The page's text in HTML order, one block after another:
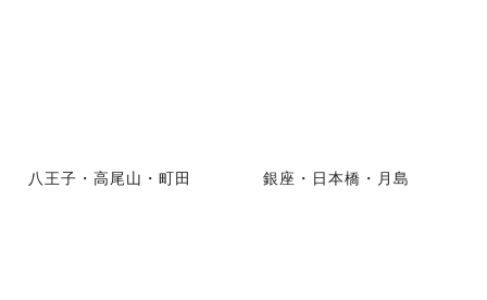
八王子・高尾山・町田 銀座・日本橋・月島